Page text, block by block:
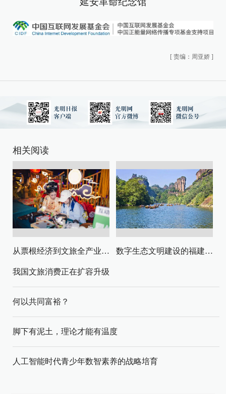
[ 责编：周亚娇 ]
相关阅读
从票根经济到文旅全产业链升级 数字生态文明建设的福建路径与启示
我国文旅消费正在扩容升级
何以共同富裕？
脚下有泥土，理论才能有温度
人工智能时代青少年数智素养的战略培育